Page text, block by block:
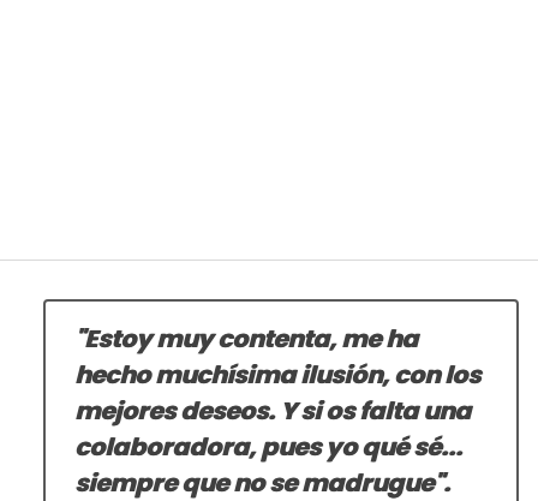
"Estoy muy contenta, me ha
hecho muchísima ilusión, con los
mejores deseos. Y si os falta una
colaboradora, pues yo qué sé...
siempre que no se madrugue".